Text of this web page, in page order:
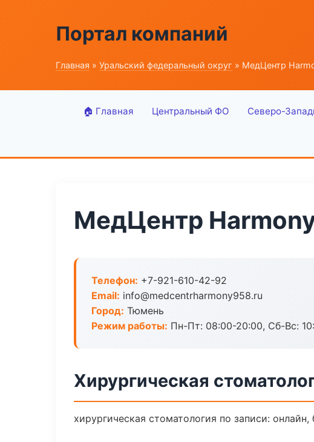
Портал компаний
Главная » Уральский федеральный округ » МедЦентр
🏠 Главная Центральный ФО Северо-
МедЦентр
Телефон: +7-921-610-42-92
Email: info@medcentrharmony958.ru
Город: Тюмень
Режим работы: Пн-Пт: 08:00-20:00, Сб-Вс:
Хирургическая
хирургическая стоматология по записи: